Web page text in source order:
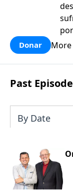
Donar
Past
By Date